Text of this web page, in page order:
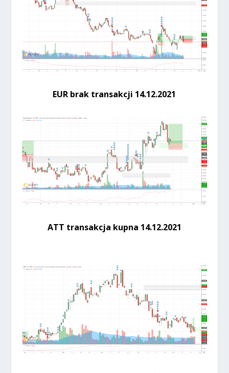
EUR brak transakcji 14.12.2021
ATT transakcja kupna 14.12.2021